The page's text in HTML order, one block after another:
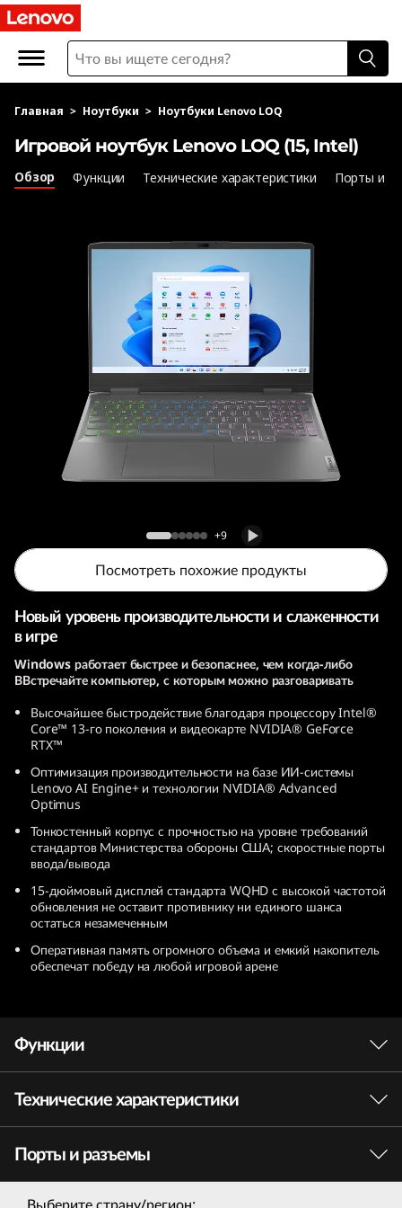
И
р
о
L
n
o
v
O
1
I
n
t
e
Главная > Ноутбуки > Ноутбуки Lenovo LOQ
Игровой ноутбук Lenovo LOQ (15, Intel)
Игровой ноутбук Lenovo LOQ (15, Intel)
Обзор Функции Технические характеристики Порты и
+9
Посмотреть похожие продукты
Новый уровень производительности и слаженности
в игре
Windows работает быстрее и безопаснее, чем когда-либо
ВВстречайте компьютер, с которым можно разговаривать
Высочайшее быстродействие благодаря процессору Intel®
Core™ 13-го поколения и видеокарте NVIDIA® GeForce
RTX™
Оптимизация производительности на базе ИИ-системы
Lenovo AI Engine+ и технологии NVIDIA® Advanced
Optimus
Тонкостенный корпус с прочностью на уровне требований
стандартов Министерства обороны США; скоростные порты
ввода/вывода
15-дюймовый дисплей стандарта WQHD с высокой частотой
обновления не оставит противнику ни единого шанса
остаться незамеченным
Оперативная память огромного объема и емкий накопитель
обеспечат победу на любой игровой арене
Функции
Процессор Intel® Core™ 13-го поколения.
Запредельная производительность.
Новейшая гибридная архитектура Intel® в
технологиями открывает широчайшие
Технические характеристики
ПРОИЗВОДИТЕЛЬНОСТЬ
Процессор
Порты и разъемы